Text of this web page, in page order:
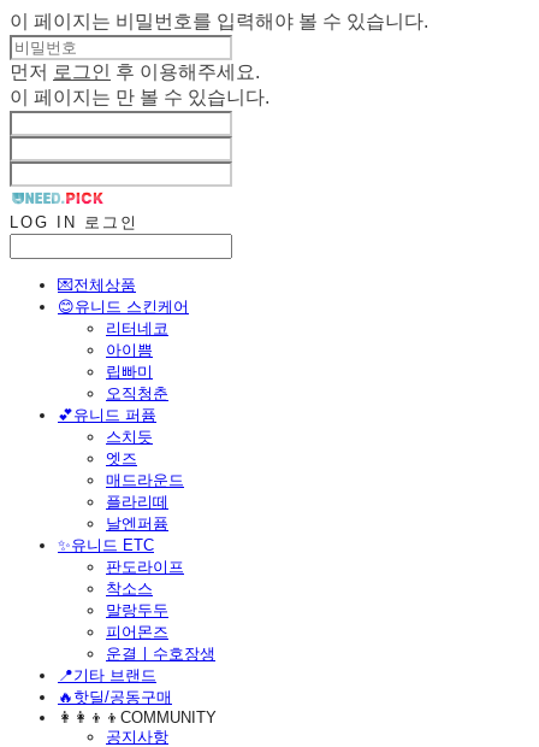
이 페이지는 비밀번호를 입력해야 볼 수 있습니다.
먼저 로그인
후 이용해주세요.
이 페이지는 만 볼 수 있습니다.
LOG IN 로그인
💌전체상품
😊유니드 스킨케어
리터네코
아이쁨
립빠미
오직청춘
💕유니드 퍼퓸
스치듯
엣즈
매드라운드
플라리떼
날엔퍼퓸
​✨유니드 ETC
판도라이프
착소스
말랑두두
피어몬즈
운결ㅣ수호장생
📍기타 브랜드
🔥핫딜/공동구매
👩‍👩‍👦‍👦COMMUNITY
공지사항